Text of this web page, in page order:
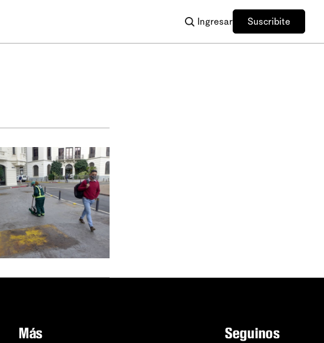
Ingresar Suscribite
Más Seguinos